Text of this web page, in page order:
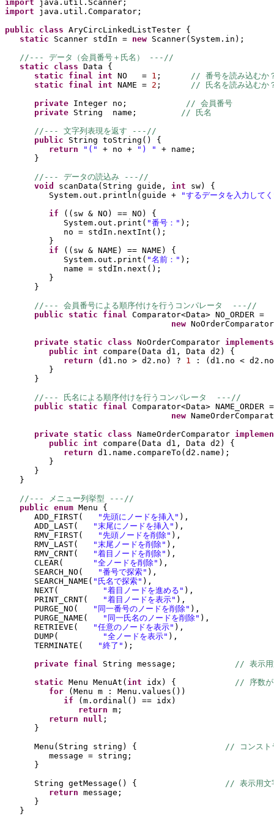
import java.util.Scanner;
import java.util.Comparator;
public class AryCircLinkedListTester {
static Scanner stdIn = new Scanner( System.in ) ;
//--- データ（会員番号＋氏名） ---//
static class Data {
static final int NO   = 1 ;
// 番号を読み込むか
static final int NAME = 2 ;
// 氏名を読み込むか
private Integer no;
// 会員番号
private String  name;
// 氏名
//--- 文字列表現を返す ---//
public String toString () {
return
"(" + no + ") " + name;
}
//--- データの読込み ---//
void scanData ( String guide, int sw) {
System.out.println ( guide +
"するデータを入力して
if
(( sw & NO ) == NO ) {
System.out.print ( "番号：" ) ;
no = stdIn.nextInt () ;
}
if
(( sw & NAME ) == NAME ) {
System.out.print ( "名前：" ) ;
name = stdIn.next () ;
}
}
//--- 会員番号による順序付けを行うコンパレータ  ---//
public static final Comparator<Data> NO_ORDER =
new NoOrderComparator
private static class NoOrderComparator
public int compare ( Data d1, Data d2 ) {
return
( d1.no > d2.no ) ? 1 : ( d1.no < d2.no
}
}
//--- 氏名による順序付けを行うコンパレータ  ---//
public static final Comparator<Data> NAME_ORDER =
new
private static class NameOrderComparator
public int compare ( Data d1, Data d2 ) {
return d1.name.compareTo ( d2.name ) ;
}
}
}
//--- メニュー列挙型 ---//
public enum Menu {
ADD_FIRST( "先頭にノードを挿入" ) ,
ADD_LAST( "末尾にノードを挿入" ) ,
RMV_FIRST( "先頭ノードを削除" ) ,
RMV_LAST( "末尾ノードを削除" ) ,
RMV_CRNT( "着目ノードを削除" ) ,
CLEAR( "全ノードを削除" ) ,
SEARCH_NO ( "番号で探索" ) ,
SEARCH_NAME ( "氏名で探索" ) ,
NEXT( "着目ノードを進める" ) ,
PRINT_CRNT( "着目ノードを表示" ) ,
PURGE_NO ( "同一番号のノードを削除" ) ,
PURGE_NAME ( "同一氏名のノードを削除" ) ,
RETRIEVE ( "任意のノードを表示" ) ,
DUMP( "全ノードを表示" ) ,
TERMINATE ( "終了" ) ;
private final String message;
// 表示用
static Menu MenuAt ( int idx ) {
// 序数が
for
( Menu m : Menu.values ())
if
( m.ordinal () == idx )
return m;
return null ;
}
Menu ( String string ) {
// コンスト
message = string;
}
String getMessage () {
// 表示用文
return message;
}
}